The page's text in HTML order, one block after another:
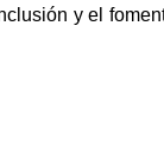
y el